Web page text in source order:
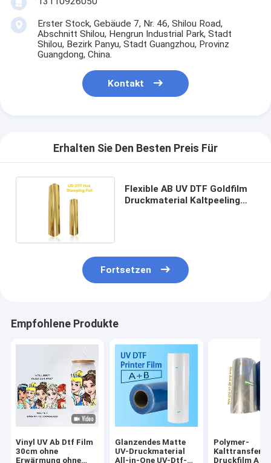
Erster Stock, Gebäude 7, Nr. 46, Shilou Road,
Abschnitt Shilou, Hengrun Industrial Park, Stadt
Shilou, Bezirk Panyu, Stadt Guangzhou, Provinz
Guangdong, China.
Kontakt
Erhalten Sie Den Besten Preis Für
Flexible AB UV DTF Goldfilm
Druckmaterial Kaltpeeling
Fortsetzen
Empfohlene Produkte
Vinyl UV Ab Dtf Film
30cm ohne
Erwärmung ohne
Glanzendes Matte
UV-Druckmaterial
All-in-One UV-Dtf-
Polymer-
Kalttransfer-
Druckfilm A